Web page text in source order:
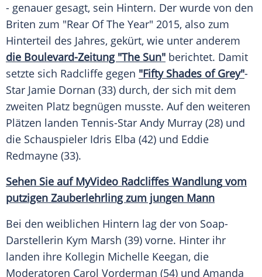
- genauer gesagt, sein Hintern. Der wurde von den
Briten zum "Rear Of The Year" 2015, also zum
Hinterteil des Jahres, gekürt, wie unter anderem
die Boulevard-Zeitung "The Sun" berichtet. Damit
setzte sich Radcliffe gegen "Fifty Shades of Grey"-
Star Jamie Dornan (33) durch, der sich mit dem
zweiten Platz begnügen musste. Auf den weiteren
Plätzen landen Tennis-Star Andy Murray (28) und
die Schauspieler Idris Elba (42) und Eddie
Redmayne (33).
Sehen Sie aufMyVideo Radcliffes Wandlungvom
putzigen Zauberlehrling zum jungen Mann
Bei den weiblichen Hintern lag der von Soap-
Darstellerin Kym Marsh (39) vorne. Hinter ihr
landen ihre Kollegin Michelle Keegan, die
Moderatoren Carol Vorderman (54) und Amanda